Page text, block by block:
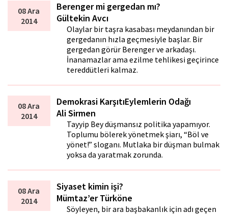
08 Ara
2014
Berenger mi gergedan mı?
Gültekin Avcı
Olaylar bir taşra kasabası meydanından bir
gergedanın hızla geçmesiyle başlar. Bir
gergedan görür Berenger ve arkadaşı.
İnanamazlar ama ezilme tehlikesi geçirince
tereddütleri kalmaz.
08 Ara
2014
Demokrasi KarşıtıEylemlerin Odağı
Ali Sirmen
Tayyip Bey düşmansız politika yapamıyor.
Toplumu bölerek yönetmek şiarı, “Böl ve
yönet!” sloganı. Mutlaka bir düşman bulmak
yoksa da yaratmak zorunda.
08 Ara
2014
Siyaset kimin işi?
Mümtaz’er Türköne
Söyleyen, bir ara başbakanlık için adı geçen